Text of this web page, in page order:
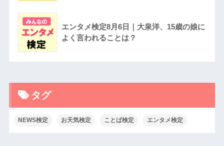
エンタメ検定8月6日｜大泉洋、15歳の娘に
よく言われることは？
タグ
NEWS検定 お天気検定 ことば検定 エンタメ検定